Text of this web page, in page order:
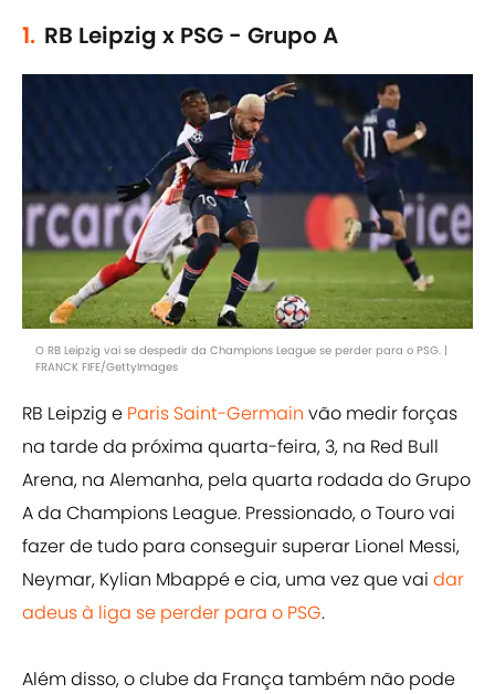
1. RB Leipzig x PSG - Grupo A
O RB Leipzig vai se despedir da Champions League se perder para o PSG. |
FRANCK FIFE/GettyImages
RB Leipzig e Paris Saint-Germain vão medir forças
na tarde da próxima quarta-feira, 3, na Red Bull
Arena, na Alemanha, pela quarta rodada do Grupo
A da Champions League. Pressionado, o Touro vai
fazer de tudo para conseguir superar Lionel Messi,
Neymar, Kylian Mbappé e cia, uma vez que vai dar
adeus à liga se perder para o PSG.
Além disso, o clube da França também não pode